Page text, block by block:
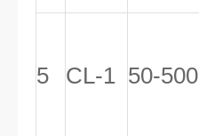
5 CL-1 50-500